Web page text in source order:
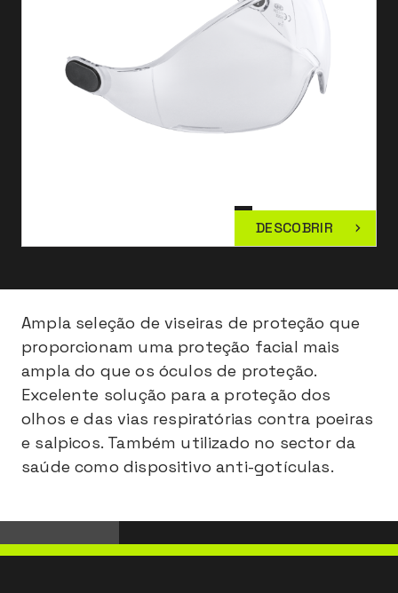
DESCOBRIR
Ampla seleção de viseiras de proteção que
proporcionam uma proteção facial mais
ampla do que os óculos de proteção.
Excelente solução para a proteção dos
olhos e das vias respiratórias contra poeiras
e salpicos. Também utilizado no sector da
saúde como dispositivo anti-gotículas.